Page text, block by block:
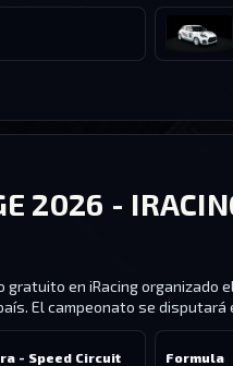
2026 -
gratuito en iRacing organizado
El campeonato se disputará
- Speed Circuit Formula